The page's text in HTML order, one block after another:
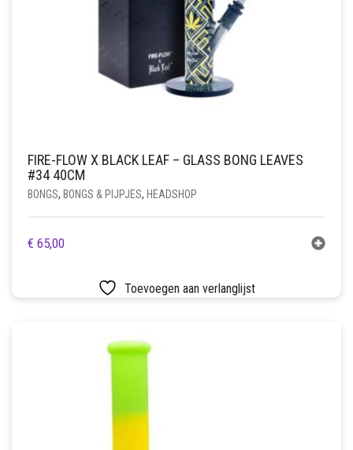
FIRE-FLOW X BLACK LEAF – GLASS BONG LEAVES
#34 40CM
BONGS, BONGS & PIJPJES, HEADSHOP
€ 65,00
Toevoegen aan verlanglijst